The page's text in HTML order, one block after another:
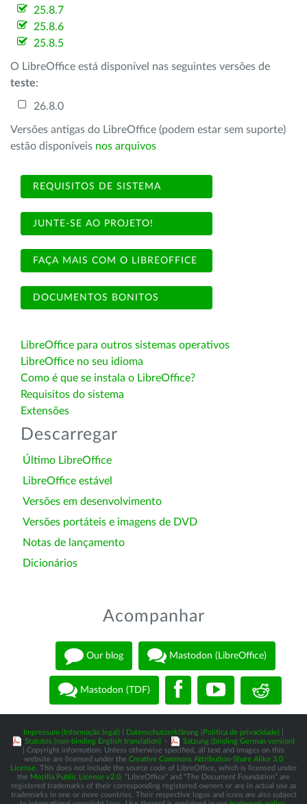
25.8.7
25.8.6
25.8.5
O LibreOffice está disponível nas seguintes versões de
teste:
26.8.0
Versões antigas do LibreOffice (podem estar sem suporte)
estão disponíveis nos arquivos
REQUISITOS DE SISTEMA
JUNTE-SE AO PROJETO!
FAÇA MAIS COM O LIBREOFFICE
DOCUMENTOS BONITOS
LibreOffice para outros sistemas operativos
LibreOffice no seu idioma
Como é que se instala o LibreOffice?
Requisitos do sistema
Extensões
Descarregar
Último LibreOffice
LibreOffice estável
Versões em desenvolvimento
Versões portáteis e imagens de DVD
Notas de lançamento
Dicionários
Acompanhar
Our blog Mastodon (LibreOffice)
Mastodon (TDF)
Impressum (Informação legal) Datenschutzerklärung (Política de privacidade)
Statutes (non-binding English translation) -
Satzung (binding German version)
| Copyright information: Unless otherwise specified, all text and images on this
website are licensed under the Creative Commons Attribution-Share Alike 3.0
License . This does not include the source code of LibreOffice, which is licensed under
the Mozilla Public License v2.0 . “LibreOffice” and “The Document Foundation” are
registered trademarks of their corresponding registered owners or are in actual use as
trademarks in one or more countries. Their respective logos and icons are also subject